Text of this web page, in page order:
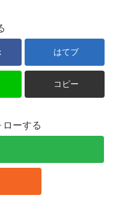
はてブ
コピー
ローする